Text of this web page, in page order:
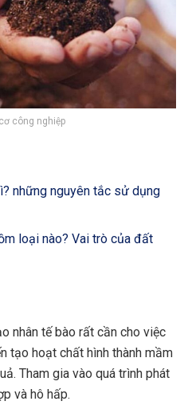
công nghiệp
những nguyên tắc sử dụng
loại nào? Vai trò của đất
nhân tế bào rất cần cho việc
tạo hoạt chất hình thành mầm
Tham gia vào quá trình phát
và hô hấp.